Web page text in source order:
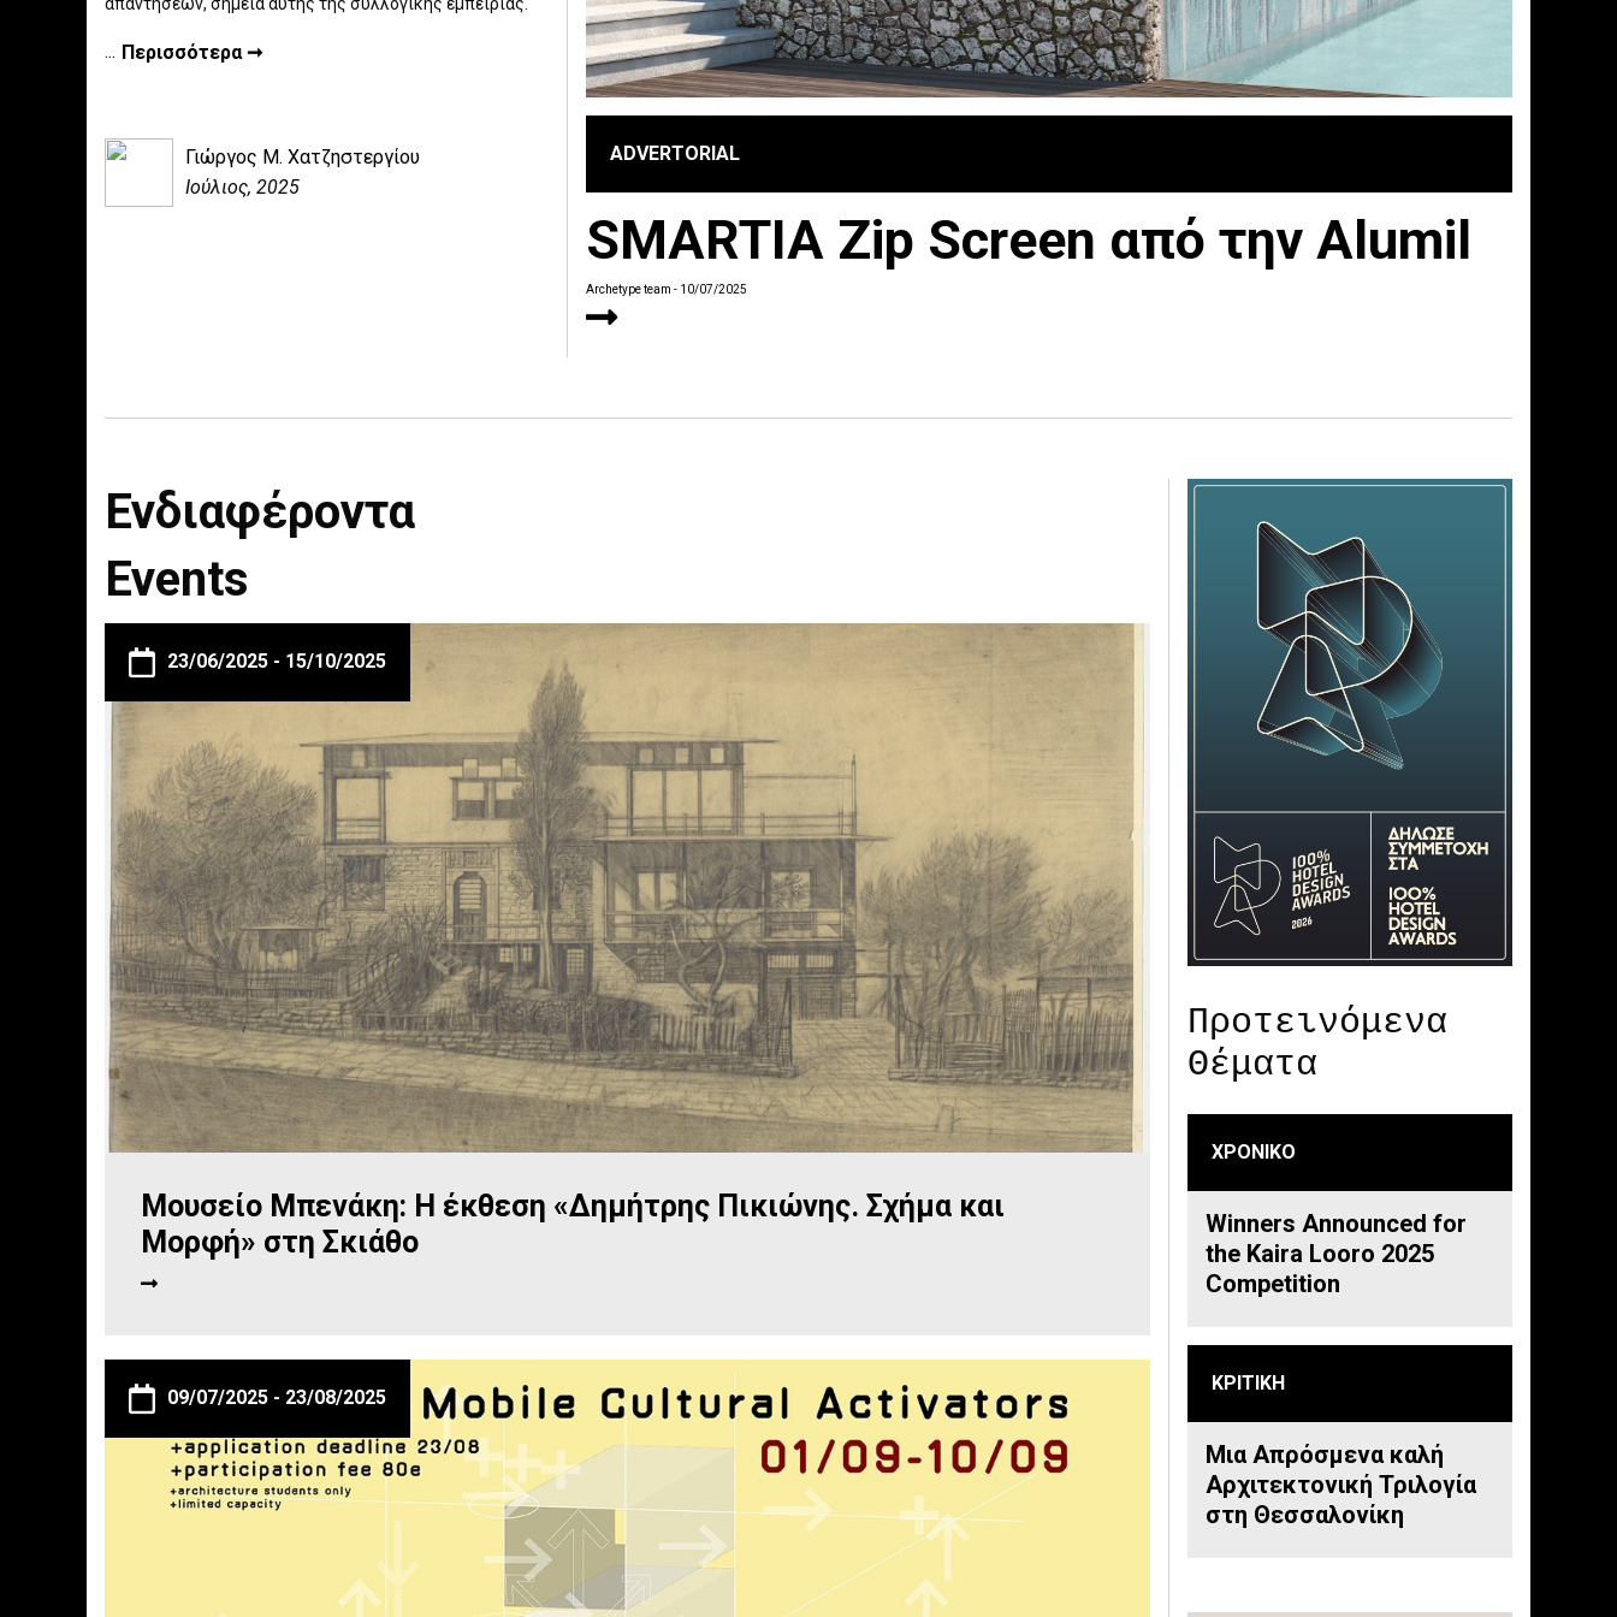
... Περισσότερα ➞
Γιώργος Μ. Χατζηστεργίου
Ιούλιος, 2025
ADVERTORIAL
SMARTIA Zip Screen από την Alumil
Archetype team - 10/07/2025
Ενδιαφέροντα
Events
23/06/2025 - 15/10/2025
Μουσείο Μπενάκη: Η έκθεση «Δημήτρης Πικιώνης. Σχήμα και
Μορφή» στη Σκιάθο
09/07/2025 - 23/08/2025
Προτεινόμενα
Θέματα
ΧΡΟΝΙΚΟ
Winners Announced for
the Kaira Looro 2025
Competition
ΚΡΙΤΙΚΗ
Μια Απρόσμενα καλή
Αρχιτεκτονική Τριλογία
στη Θεσσαλονίκη